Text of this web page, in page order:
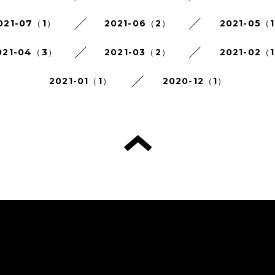
07（1） 2021-06（2） 2021-05（1
04（3） 2021-03（2） 2021-02（1
2021-01（1） 2020-12（1）